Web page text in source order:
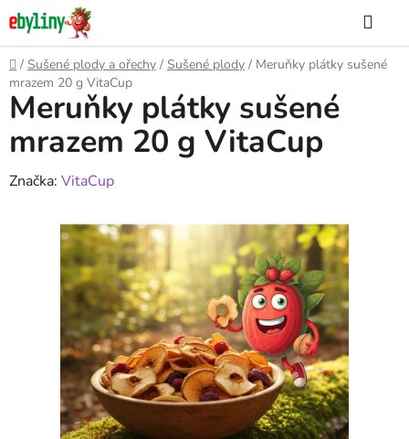
Přejít
na
obsah
Domů
/ Sušené plody a ořechy / Sušené plody / Meruňky plátky sušené
mrazem 20 g VitaCup
Meruňky plátky sušené
mrazem 20 g VitaCup
Značka: VitaCup